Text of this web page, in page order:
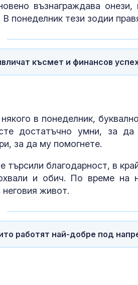
възнаграждава
понеделник тези зодии
късмет и финансов
в понеделник,
достатъчно умни, за
за да му помогнете.
търсили благодарност, в
и обич. По време на
неговия живот.
работят най-добре под